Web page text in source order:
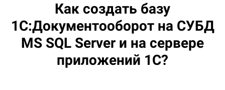
Как создать базу
1С:Документооборот на СУБД
MS SQL Server и на сервере
приложений 1С?